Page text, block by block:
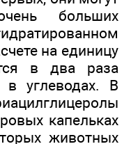
больших
на единицу
в два раза
углеводах. В
капельках
животных